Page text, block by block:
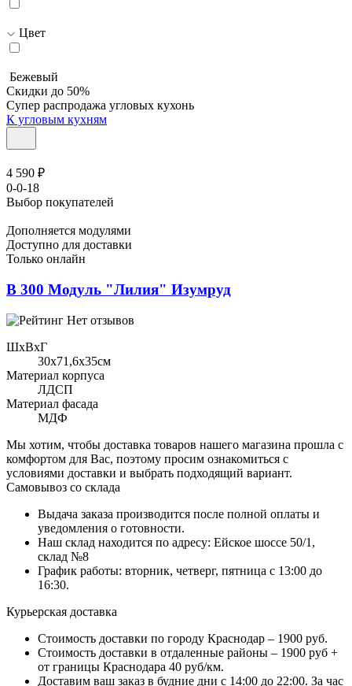
Цвет
Бежевый
Скидки до 50%
Супер распродажа угловых кухонь
К угловым кухням
4 590 ₽
0-0-18
Выбор покупателей
Дополняется модулями
Доступно для доставки
Только онлайн
В 300 Модуль "Лилия" Изумруд
Нет отзывов
ШхВхГ
30x71,6х35см
Материал корпуса
ЛДСП
Материал фасада
МДФ
Мы хотим, чтобы доставка товаров нашего магазина прошла с
комфортом для Вас, поэтому просим ознакомиться с
условиями доставки и выбрать подходящий вариант.
Самовывоз со склада
Выдача заказа производится после полной оплаты и
уведомления о готовности.
Наш склад находится по адресу: Ейское шоссе 50/1,
склад №8
График работы: вторник, четверг, пятница с 13:00 до
16:30.
Курьерская доставка
Стоимость доставки по городу Краснодар – 1900 руб.
Стоимость доставки в отдаленные районы – 1900 руб +
от границы Краснодара 40 руб/км.
Доставим ваш заказ в будние дни с 14:00 до 22:00. За час